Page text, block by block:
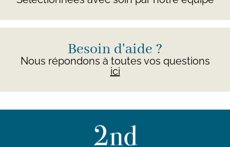
Besoin d'aide ?
Nous répondons à toutes vos questions
ici